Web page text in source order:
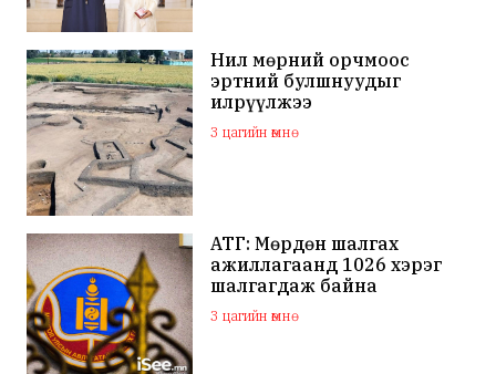
Нил мөрний орчмоос
эртний булшнуудыг
илрүүлжээ
3 цагийн өмнө
АТГ: Мөрдөн шалгах
ажиллагаанд 1026 хэрэг
шалгагдаж байна
3 цагийн өмнө